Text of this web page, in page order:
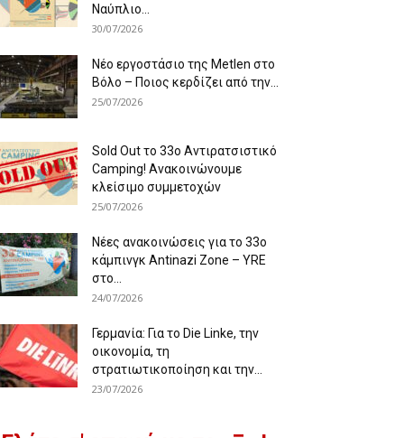
Ναύπλιο...
30/07/2026
Νέο εργοστάσιο της Metlen στο
Βόλο – Ποιος κερδίζει από την...
25/07/2026
Sold Out το 33ο Αντιρατσιστικό
Camping! Ανακοινώνουμε
κλείσιμο συμμετοχών
25/07/2026
Νέες ανακοινώσεις για το 33ο
κάμπινγκ Antinazi Zone – YRE
στο...
24/07/2026
Γερμανία: Για το Die Linke, την
οικονομία, τη
στρατιωτικοποίηση και την...
23/07/2026